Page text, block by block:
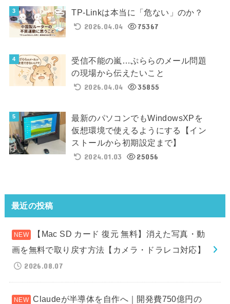
TP-Linkは本当に「危ない」のか？
2026.04.04
75367
受信不能の嵐…ぷららのメール問題
の現場から伝えたいこと
2026.04.04
35855
最新のパソコンでもWindowsXPを
仮想環境で使えるようにする【イン
ストールから初期設定まで】
2024.01.03
25056
最近の投稿
【Mac SD カード 復元 無料】消えた写真・動
画を無料で取り戻す方法【カメラ・ドラレコ対応】
2026.08.07
Claudeが半導体を自作へ｜開発費750億円の